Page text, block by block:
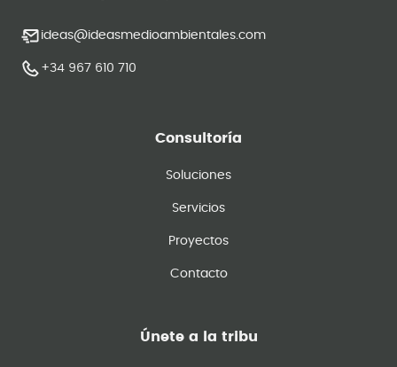
ideas@ideasmedioambientales.com
+34 967 610 710
Consultoría
Soluciones
Servicios
Proyectos
Contacto
Únete a la tribu